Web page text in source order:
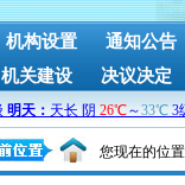
机构设置 通知公告
机关建设 决议决定
您现在的位置